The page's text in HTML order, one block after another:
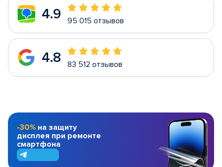
4.9 95 015 отзывов
4.8 83 512 отзывов
-30% на защиту
дисплея при ремонте
смартфона